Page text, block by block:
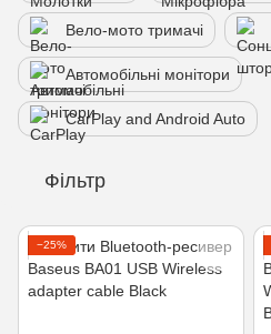
Вело-мото тримачі
Автомобільні монітори
CarPlay and Android Auto
Фільтр
−25%